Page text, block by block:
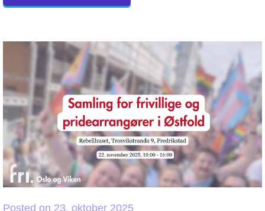
Posted on 23. oktober 2025